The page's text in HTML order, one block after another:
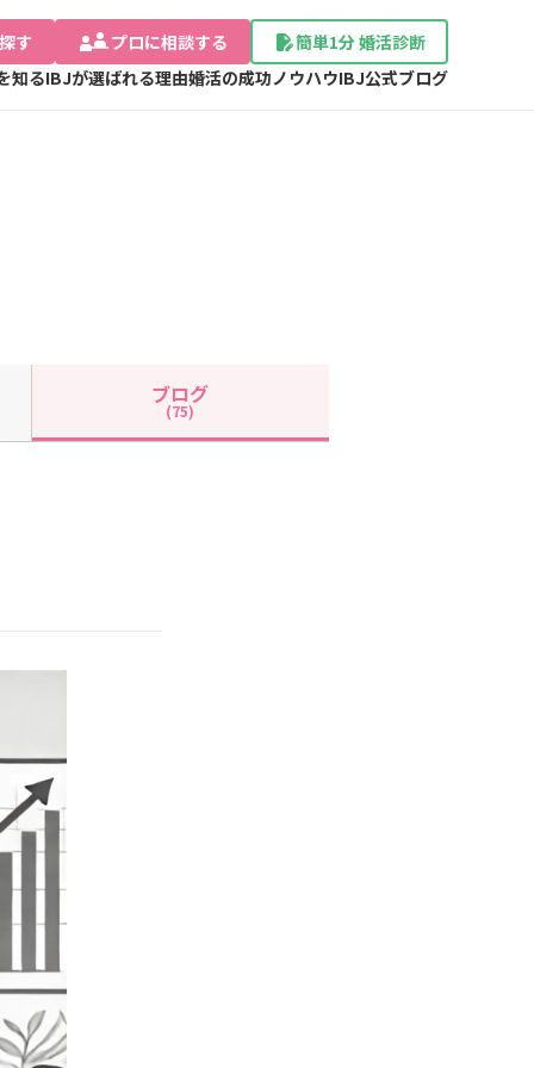
す プロに相談する
簡単1分 婚活診断
知るIBJが選ばれる理由婚活の成功ノウハウIBJ公式ブログ
ブログ
(75)